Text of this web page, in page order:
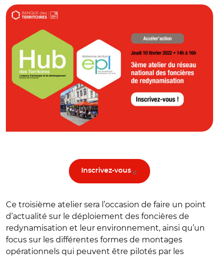
Inscrivez-vous
Ce troisième atelier sera l’occasion de faire un point
d’actualité sur le déploiement des foncières de
redynamisation et leur environnement, ainsi qu’un
focus sur les différentes formes de montages
opérationnels qui peuvent être pilotés par les